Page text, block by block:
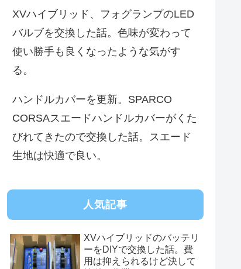
XVハイブリッド、フォグランプのLED
バルブを交換した話。色味が変わって
使い勝手も良くなったような気がす
る。
ハンドルカバーを更新。SPARCO
CORSAスエードハンドルカバーがくた
びれてきたので交換した話。スエード
生地は快適で良い。
人気記事
XVハイブリッドのバッテリ
ーをDIYで交換した話。費
用は抑えられるけど決して